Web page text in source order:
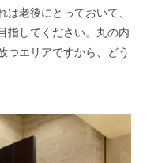
老後にとっておいて、
指してください。丸の内
つエリアですから、どう